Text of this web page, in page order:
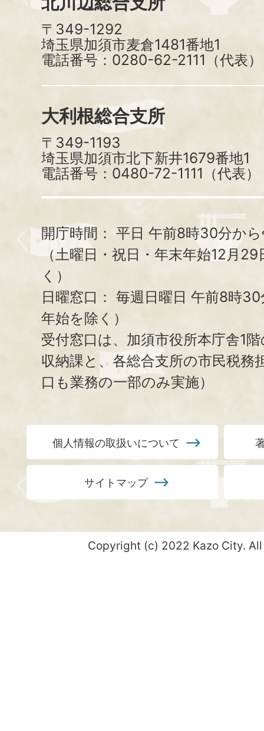
〒349-1292
埼玉県加須市麦倉1481番地1
電話番号：0280-62-2111（代表）
大利根総合支所
〒349-1193
埼玉県加須市北下新井1679番地1
電話番号：0480-72-1111（代表）
開庁時間： 平日 午前8時30分か
（土曜日・祝日・年末年始12月
く）
日曜窓口： 毎週日曜日 午前8時
年始を除く）
受付窓口は、加須市役所本庁舎1
収納課と、 各総合支所の市民税務
口も業務の一部のみ実施）
個人情報の取扱いについて
サイトマップ
Copyright (c) 2022 Kazo City.